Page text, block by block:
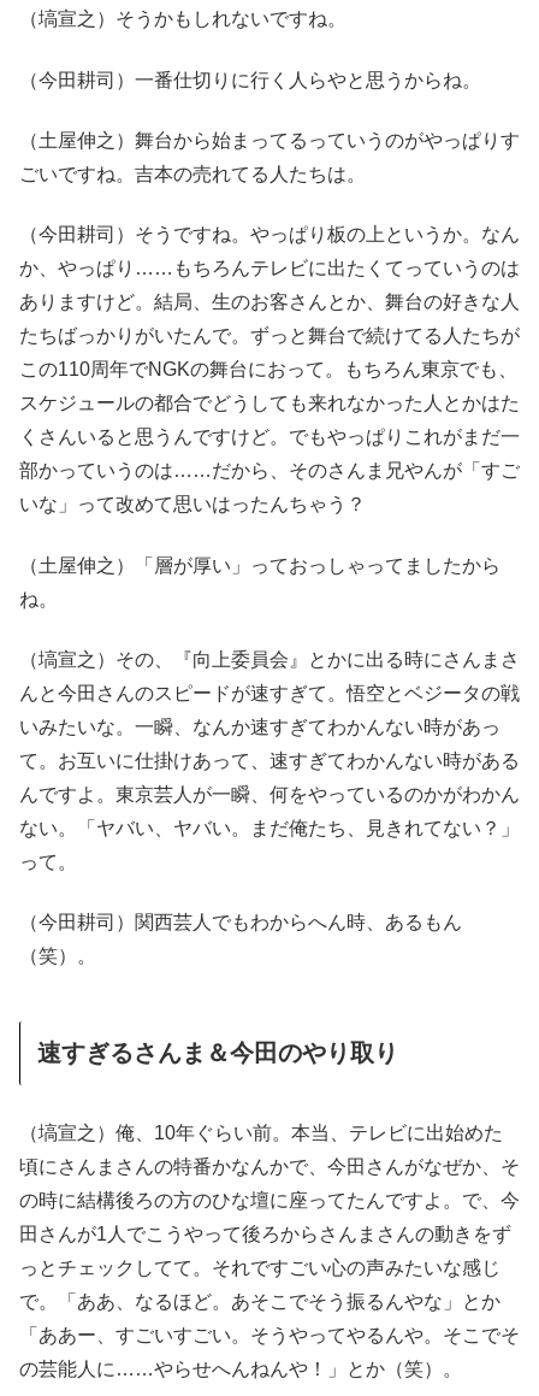
（塙宣之）そうかもしれないですね。
（今田耕司）一番仕切りに行く人らやと思うからね。
（土屋伸之）舞台から始まってるっていうのがやっぱりす
ごいですね。吉本の売れてる人たちは。
（今田耕司）そうですね。やっぱり板の上というか。なん
か、やっぱり……もちろんテレビに出たくてっていうのは
ありますけど。結局、生のお客さんとか、舞台の好きな人
たちばっかりがいたんで。ずっと舞台で続けてる人たちが
この110周年でNGKの舞台におって。もちろん東京でも、
スケジュールの都合でどうしても来れなかった人とかはた
くさんいると思うんですけど。でもやっぱりこれがまだ一
部かっていうのは……だから、そのさんま兄やんが「すご
いな」って改めて思いはったんちゃう？
（土屋伸之）「層が厚い」っておっしゃってましたから
ね。
（塙宣之）その、『向上委員会』とかに出る時にさんまさ
んと今田さんのスピードが速すぎて。悟空とベジータの戦
いみたいな。一瞬、なんか速すぎてわかんない時があっ
て。お互いに仕掛けあって、速すぎてわかんない時がある
んですよ。東京芸人が一瞬、何をやっているのかがわかん
ない。「ヤバい、ヤバい。まだ俺たち、見きれてない？」
って。
（今田耕司）関西芸人でもわからへん時、あるもん
（笑）。
速すぎるさんま＆今田のやり取り
（塙宣之）俺、10年ぐらい前。本当、テレビに出始めた
頃にさんまさんの特番かなんかで、今田さんがなぜか、そ
の時に結構後ろの方のひな壇に座ってたんですよ。で、今
田さんが1人でこうやって後ろからさんまさんの動きをず
っとチェックしてて。それですごい心の声みたいな感じ
で。「ああ、なるほど。あそこでそう振るんやな」とか
「ああー、すごいすごい。そうやってやるんや。そこでそ
の芸能人に……やらせへんねんや！」とか（笑）。